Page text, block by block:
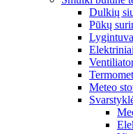
Dulkių
Pūkų
Meteo